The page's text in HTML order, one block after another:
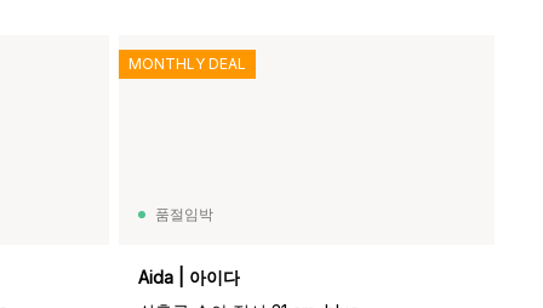
품절임박
Aida | 아이다
MONTHLY DEAL